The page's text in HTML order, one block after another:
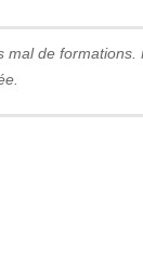
de formations.